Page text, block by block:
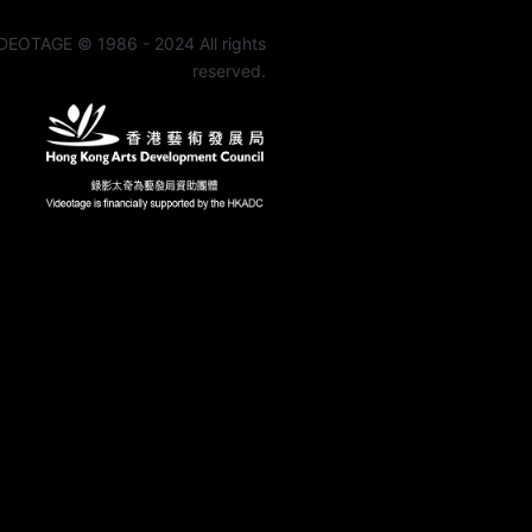
© 1986 - 2024 All rights
reserved.